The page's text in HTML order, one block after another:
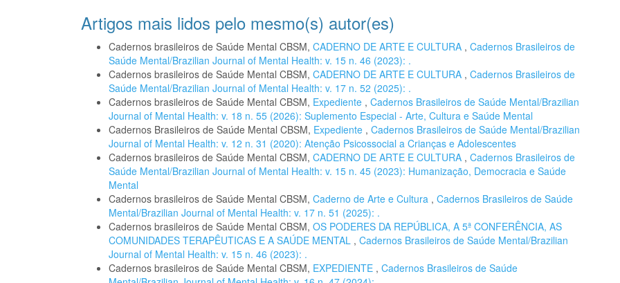
Artigos mais lidos pelo mesmo(s) autor(es)
Cadernos brasileiros de Saúde Mental CBSM, CADERNO DE ARTE E CULTURA , Cadernos Brasileiros de
Saúde Mental/Brazilian Journal of Mental Health: v. 15 n. 46 (2023): .
Cadernos brasileiros de Saúde Mental CBSM, CADERNO DE ARTE E CULTURA , Cadernos Brasileiros de
Saúde Mental/Brazilian Journal of Mental Health: v. 17 n. 52 (2025): .
Cadernos brasileiros de Saúde Mental CBSM, Expediente , Cadernos Brasileiros de Saúde Mental/Brazilian
Journal of Mental Health: v. 18 n. 55 (2026): Suplemento Especial - Arte, Cultura e Saúde Mental
Cadernos Brasileiros de Saúde Mental CBSM, Expediente , Cadernos Brasileiros de Saúde Mental/Brazilian
Journal of Mental Health: v. 12 n. 31 (2020): Atenção Psicossocial a Crianças e Adolescentes
Cadernos brasileiros de Saúde Mental CBSM, CADERNO DE ARTE E CULTURA , Cadernos Brasileiros de
Saúde Mental/Brazilian Journal of Mental Health: v. 15 n. 45 (2023): Humanização, Democracia e Saúde
Mental
Cadernos brasileiros de Saúde Mental CBSM, Caderno de Arte e Cultura , Cadernos Brasileiros de Saúde
Mental/Brazilian Journal of Mental Health: v. 17 n. 51 (2025): .
Cadernos brasileiros de Saúde Mental CBSM, OS PODERES DA REPÚBLICA, A 5ª CONFERÊNCIA, AS
COMUNIDADES TERAPÊUTICAS E A SAÚDE MENTAL , Cadernos Brasileiros de Saúde Mental/Brazilian
Journal of Mental Health: v. 15 n. 46 (2023): .
Cadernos brasileiros de Saúde Mental CBSM, EXPEDIENTE , Cadernos Brasileiros de Saúde